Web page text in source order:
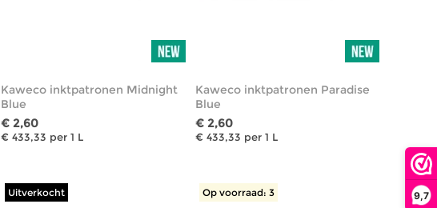
9,7
Kaweco inktpatronen Midnight
Blue
€ 2,60
€ 433,33 per 1 L
Kaweco inktpatronen Paradise
Blue
€ 2,60
€ 433,33 per 1 L
Uitverkocht Op voorraad: 3